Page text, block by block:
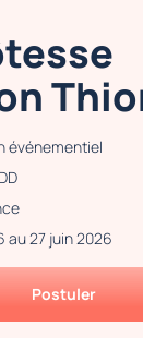
événementiel
au 27 juin 2026
Postuler